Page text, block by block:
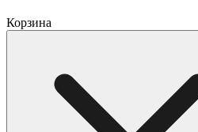
Корзина